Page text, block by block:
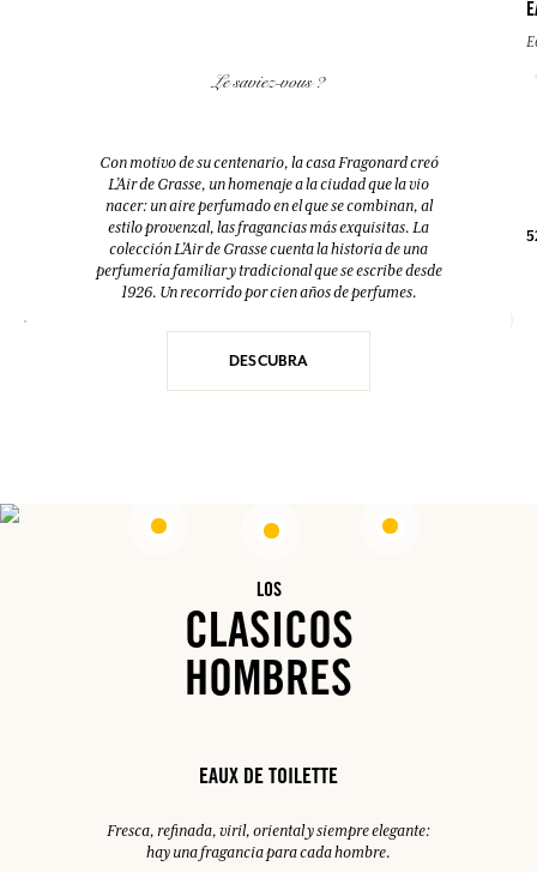
FLEUR D'ORANGER (FLOR DE
FLEUR D'ORANGER (FLOR DE
100ml
38,00 €
Le saviez-vous ?
Con motivo de su centenario, la casa Fragonard creó
L’Air de Grasse, un homenaje a la ciudad que la vio
nacer: un aire perfumado en el que se combinan, al
estilo provenzal, las fragancias más exquisitas. La
colección L’Air de Grasse cuenta la historia de una
perfumería familiar y tradicional que se escribe desde
1926. Un recorrido por cien años de perfumes.
DESCUBRA
LOS
CLASICOS
HOMBRES
EAUX DE TOILETTE
Fresca, refinada, viril, oriental y siempre elegante:
hay una fragancia para cada hombre.